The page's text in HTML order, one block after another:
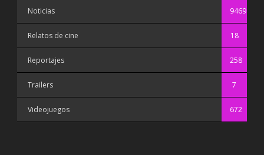
Noticias 9469
Relatos de cine 18
Reportajes 258
Trailers 7
Videojuegos 672